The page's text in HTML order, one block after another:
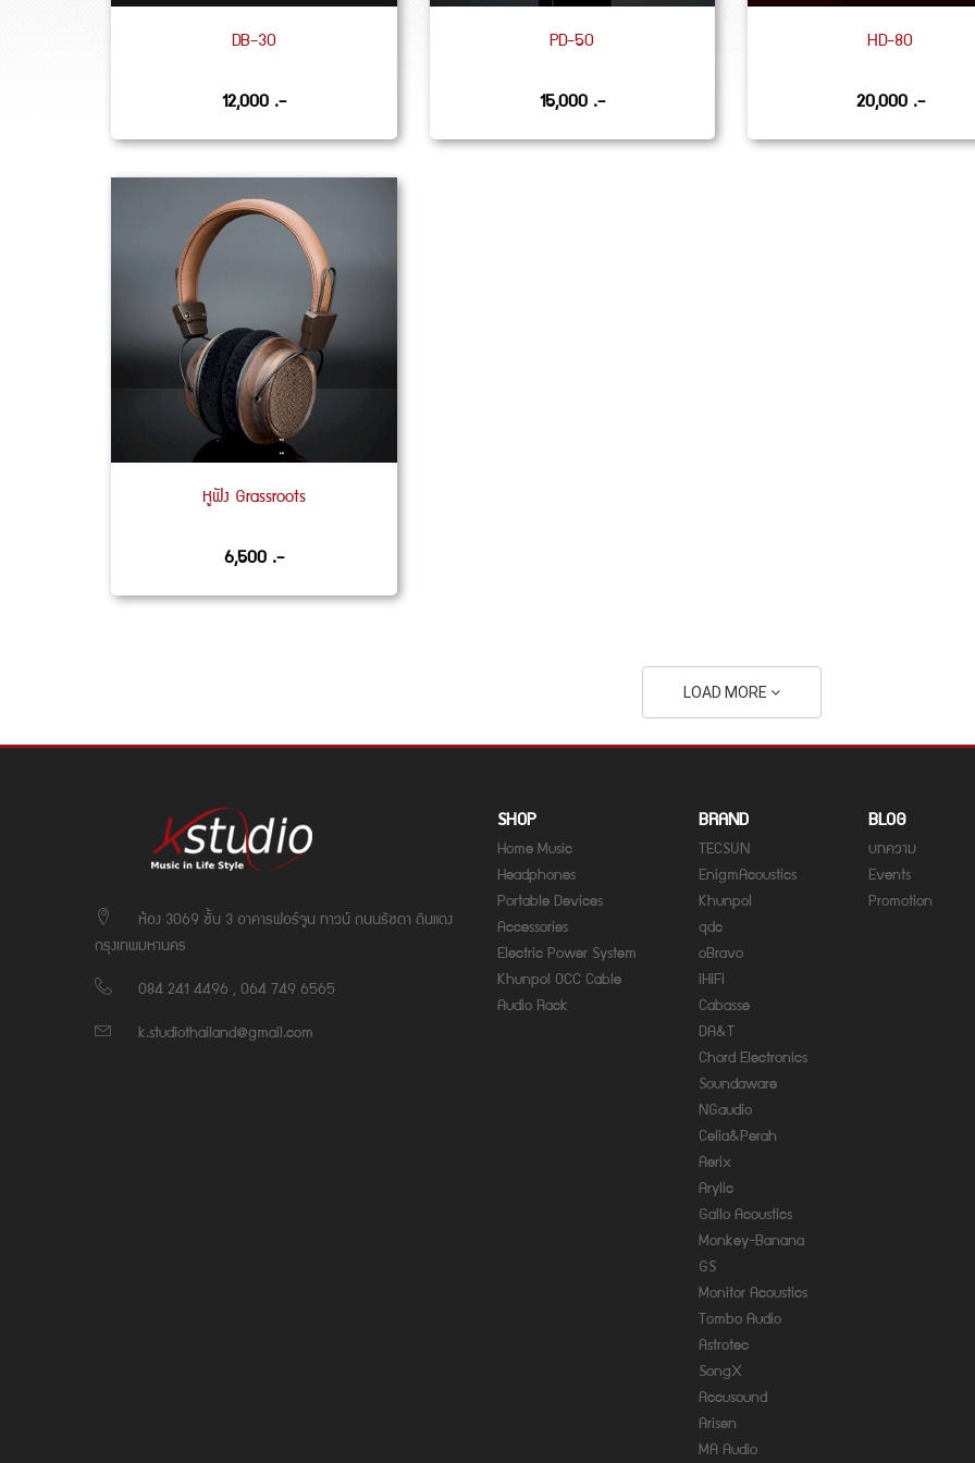
DB-30
12,000 .-
PD-50
15,000 .-
HD-80
20,000 .-
หูฟัง Grassroots
6,500 .-
LOAD MORE
ห้อง 3069 ชั้น 3 อาคารฟอร์จูน ทาวน์ ถนนรัชดา ดินแดง
กรุงเทพมหานคร
084 241 4496 , 064 749 6565
k.studiothailand@gmail.com
SHOP
Home Music
Headphones
Portable Devices
Accessories
Electric Power System
Khunpol OCC Cable
Audio Rack
BRAND
TECSUN
EnigmAcoustics
Khunpol
qdc
oBravo
iHiFi
Cabasse
DA&T
Chord Electronics
Soundaware
NGaudio
Celia&Perah
Aerix
Arylic
Gallo Acoustics
Monkey-Banana
GS
Monitor Acoustics
Tombo Audio
Astrotec
SongX
Accusound
Arisen
MA Audio
BLOG
บทความ
Events
Promotion